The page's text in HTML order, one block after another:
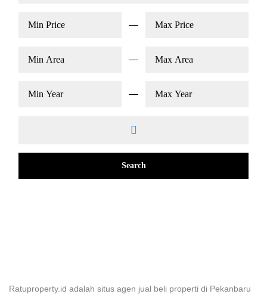
Search
Ratuproperty.id adalah situs agen jual beli properti di Pekanbaru